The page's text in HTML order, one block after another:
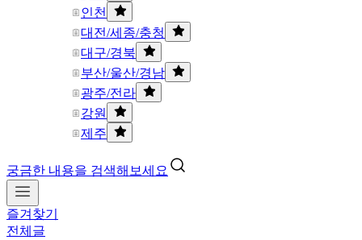
인천
대전/세종/충청
대구/경북
부산/울산/경남
광주/전라
강원
제주
궁금한 내용을 검색해보세요
즐겨찾기
전체글